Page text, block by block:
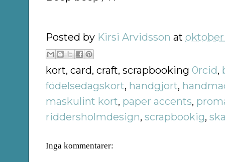
Posted by Kirsi Arvidsson atoktober
kort, card, craft, scrapbooking0rcid,
födelsedagskort, handgjort,
maskulint kort, paper accents,
riddersholmdesign,scrapbookig,
Inga kommentarer: